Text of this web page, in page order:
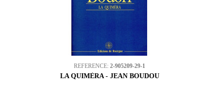
REFERENCE: 2-905209-29-1
LA QUIMÈRA - JEAN BOUDOU